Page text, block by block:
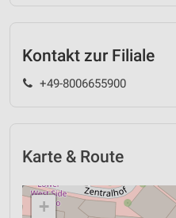
Kontakt zur Filiale
+49-8006655900
Karte & Route
+